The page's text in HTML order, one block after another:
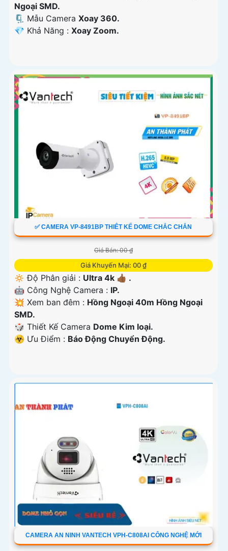
Ngoại SMD.
🗜️ Mẫu Camera Xoay 360.
️💎 Khả Năng : Xoay Zoom.
✅ CAMERA VP-8491BP THIÊT KẾ DOME CHẮC CHẮN
Giá Bán: 00 ₫
Giá Khuyến Mại: 00 ₫
🔅 Độ Phân giải : Ultra 4k 👍🏾 .
🤖️ Công Nghệ Camera : IP.
💥 Xem ban đêm : Hồng Ngoại 40m Hồng Ngoại
SMD.
🎲 Thiết Kế Camera Dome Kim loại.
️☣️ Ưu Điểm : Báo Động Chuyển Động.
CAMERA AN NINH VANTECH VPH-C808AI CÔNG NGHỆ MỚI